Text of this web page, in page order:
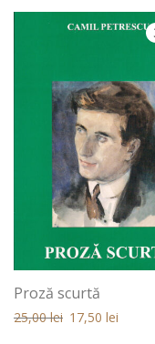
Proză scurtă
Prețul inițial a fost: 25,00
25,00lei Prețul curent
17,50 lei